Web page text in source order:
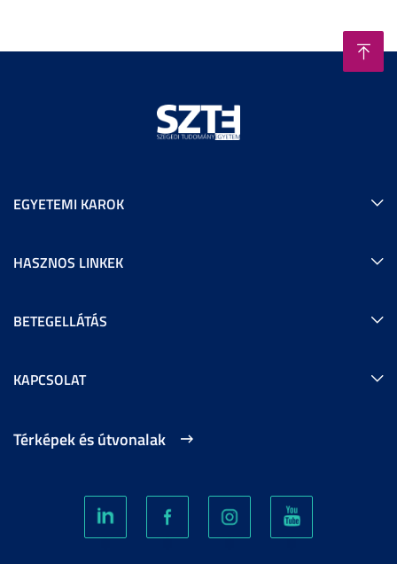
EGYETEMI KAROK
HASZNOS LINKEK
BETEGELLÁTÁS
KAPCSOLAT
Térképek és útvonalak